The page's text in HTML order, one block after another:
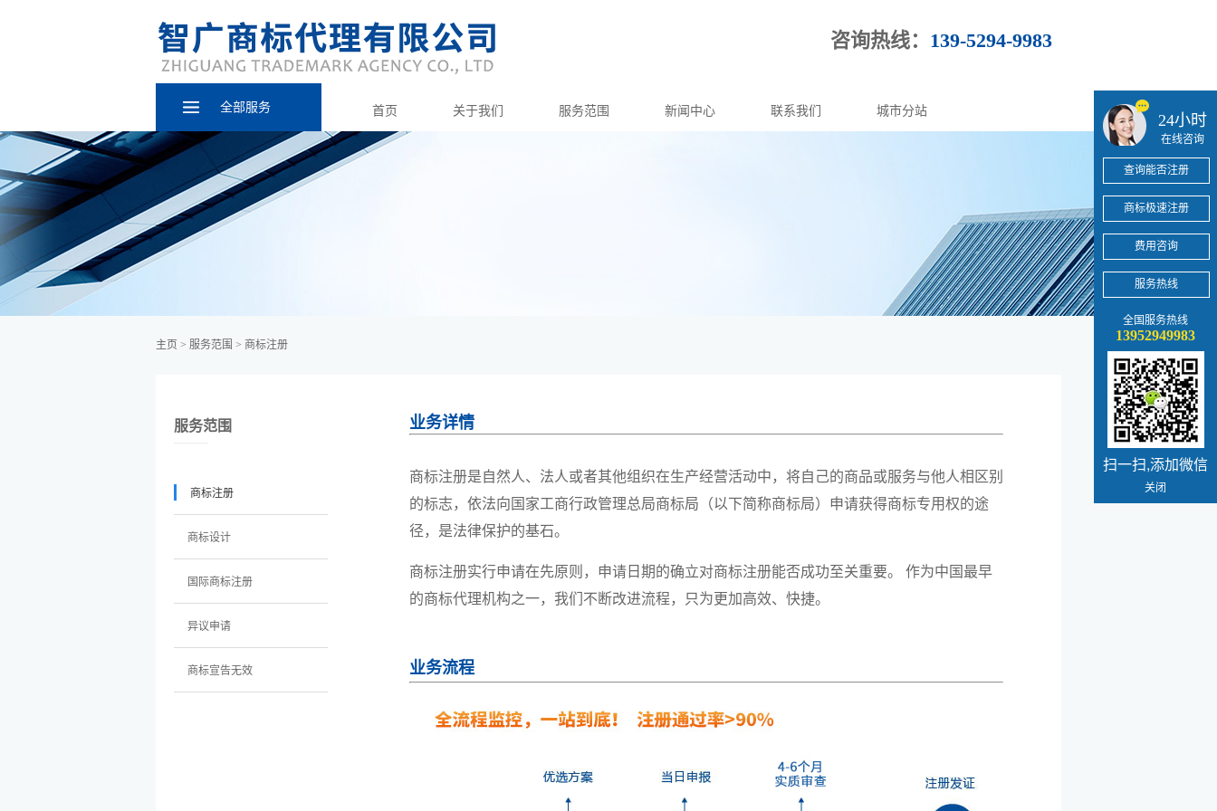
咨询热线： 139-5294-9983
首页 关于我们 服务范围 新闻中心 联系我们 城市分站
全部服务
主页 > 服务范围 > 商标注册
服务范围
商标注册
商标设计
国际商标注册
异议申请
商标宣告无效
业务详情
商标注册是自然人、法人或者其他组织在生产经营活动中，将自己的商品或服务与他人相区别
的标志，依法向国家工商行政管理总局商标局（以下简称商标局）申请获得商标专用权的途
径，是法律保护的基石。
商标注册实行申请在先原则，申请日期的确立对商标注册能否成功至关重要。 作为中国最早
的商标代理机构之一，我们不断改进流程，只为更加高效、快捷。
业务流程
24小时
在线咨询
查询能否注册
商标极速注册
费用咨询
服务热线
全国服务热线
13952949983
扫一扫,添加微信
关闭